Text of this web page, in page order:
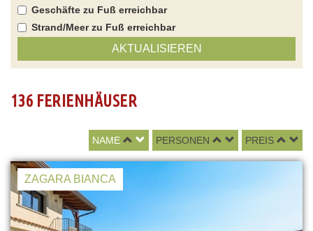
Geschäfte zu Fuß erreichbar
Strand/Meer zu Fuß erreichbar
AKTUALISIEREN
136 FERIENHÄUSER
NAME PERSONEN PREIS
ZAGARA BIANCA